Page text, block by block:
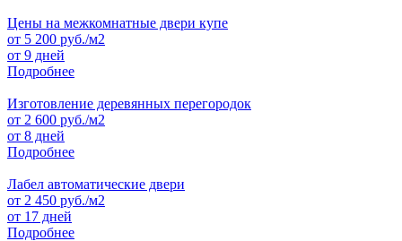
Цены на межкомнатные двери купе
от 5 200 руб./м2
от 9 дней
Подробнее
Изготовление деревянных перегородок
от 2 600 руб./м2
от 8 дней
Подробнее
Лабел автоматические двери
от 2 450 руб./м2
от 17 дней
Подробнее